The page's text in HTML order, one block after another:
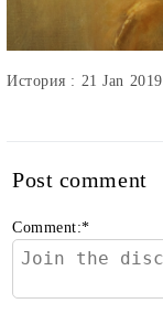
История : 21 Jan 2019
Post comment
Comment:*